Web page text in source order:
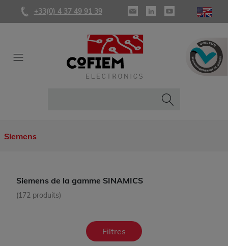
+33(0) 4 37 49 91 39
Siemens
Siemens de la gamme SINAMICS
(172 produits)
Filtres